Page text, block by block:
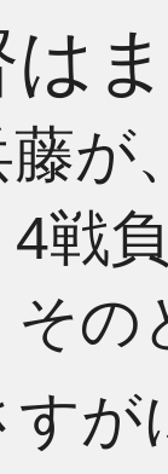
は
が
4戦
そ
すが